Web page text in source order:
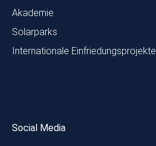
Akademie
Solarparks
Internationale Einfriedungsprojekte
Social Media